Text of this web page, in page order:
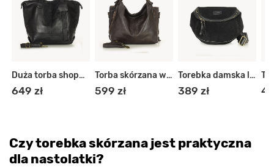
Duża torba shopper czarna
649 zł
Torba skórzana wysokogatunkowa na
599 zł
Torebka damska listonoszka skórzana
389 zł
Czy torebka skórzana jest praktyczna
dla nastolatki?